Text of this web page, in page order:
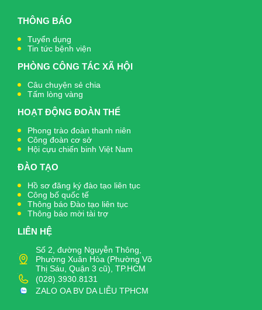
THÔNG BÁO
Tuyển dụng
Tin tức bệnh viện
PHÒNG CÔNG TÁC XÃ HỘI
Câu chuyện sẻ chia
Tấm lòng vàng
HOẠT ĐỘNG ĐOÀN THỂ
Phong trào đoàn thanh niên
Công đoàn cơ sở
Hội cựu chiến binh Việt Nam
ĐÀO TẠO
Hồ sơ đăng ký đào tạo liên tục
Công bố quốc tế
Thông báo Đào tạo liên tục
Thông báo mời tài trợ
LIÊN HỆ
Số 2, đường Nguyễn Thông,
Phường Xuân Hòa (Phường Võ
Thị Sáu, Quận 3 cũ), TP.HCM
(028).3930.8131
ZALO OA BV DA LIỄU TPHCM